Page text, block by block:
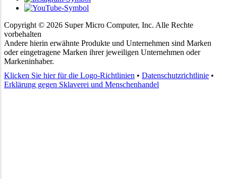
Copyright © 2026 Super Micro Computer, Inc. Alle Rechte
vorbehalten
Andere hierin erwähnte Produkte und Unternehmen sind Marken
oder eingetragene Marken ihrer jeweiligen Unternehmen oder
Markeninhaber.
Klicken Sie hier für die Logo-Richtlinien • Datenschutzrichtlinie •
Erklärung gegen Sklaverei und Menschenhandel